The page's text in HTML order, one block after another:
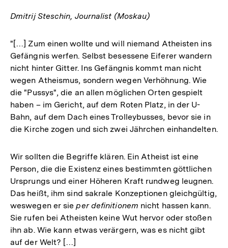
Dmitrij Steschin, Journalist (Moskau)
"[…] Zum einen wollte und will niemand Atheisten ins
Gefängnis werfen. Selbst besessene Eiferer wandern
nicht hinter Gitter. Ins Gefängnis kommt man nicht
wegen Atheismus, sondern wegen Verhöhnung. Wie
die "Pussys", die an allen möglichen Orten gespielt
haben – im Gericht, auf dem Roten Platz, in der U-
Bahn, auf dem Dach eines Trolleybusses, bevor sie in
die Kirche zogen und sich zwei Jährchen einhandelten.
Wir sollten die Begriffe klären. Ein Atheist ist eine
Person, die die Existenz eines bestimmten göttlichen
Ursprungs und einer Höheren Kraft rundweg leugnen.
Das heißt, ihm sind sakrale Konzeptionen gleichgültig,
weswegen er sieper definitionem nicht hassen kann.
Sie rufen bei Atheisten keine Wut hervor oder stoßen
ihn ab. Wie kann etwas verärgern, was es nicht gibt
auf der Welt? […]